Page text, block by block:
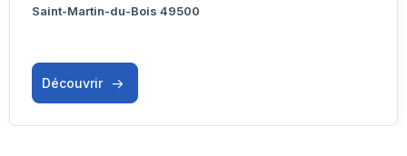
Saint-Martin-du-Bois 49500
Découvrir